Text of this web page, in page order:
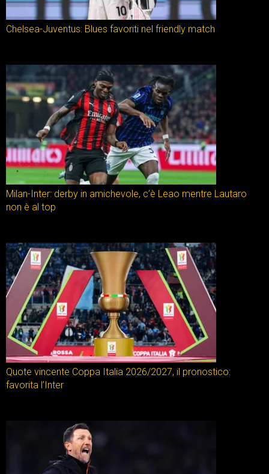
Chelsea-Juventus: Blues favoriti nel friendly match
Milan-Inter: derby in amichevole, c’è Leao mentre Lautaro
non è al top
Quote vincente Coppa Italia 2026/2027, il pronostico:
favorita l’Inter